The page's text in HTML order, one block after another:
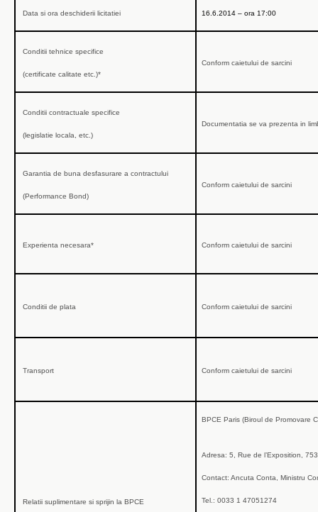
Data si ora deschiderii licitatiei 16.6.2014 – ora 17:00
Conditii tehnice specifice
(certificate calitate etc.)*
Conform caietului de sarcini
Conditii contractuale specifice
(legislatie locala, etc.)
Documentatia se va prezenta in
Garantia de buna desfasurare a contractului
(Performance Bond)
Conform caietului de sarcini
Experienta necesara* Conform caietului de sarcini
Conditii de plata Conform caietului de sarcini
Transport Conform caietului de sarcini
Relatii suplimentare si sprijin la BPCE
BPCE Paris (Biroul de Promovare
Adresa: 5, Rue de l’Exposition,
Contact: Ancuta Conta, Ministru
Tel.: 0033 1 47051274